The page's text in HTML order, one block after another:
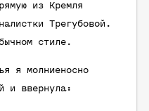
из Кремля
Трегубовой.
стиле.
я молниеносно
и ввернула: